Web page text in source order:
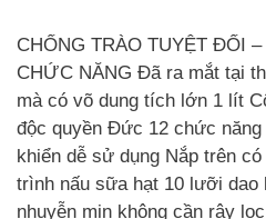
CHỐNG TRÀO TUYỆT ĐỐI
CHỨC NĂNG Đã ra mắt tại
mà có võ dung tích lớn 1 lít
độc quyền Đức 12 chức
khiển dễ sử dụng Nắp trên
trình nấu sữa hạt 10 lưỡi dao
nhuyễn mịn không cần rây